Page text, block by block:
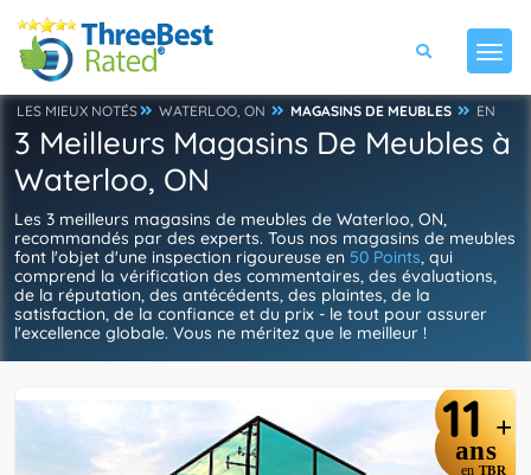
LES MIEUX NOTÉS WATERLOO, ON MAGASINS DE MEUBLES EN
3 Meilleurs Magasins De Meubles à
Waterloo, ON
Les 3 meilleurs magasins de meubles de Waterloo, ON,
recommandés par des experts. Tous nos magasins de meubles
font l'objet d'une inspection rigoureuse en 50 Points, qui
comprend la vérification des commentaires, des évaluations,
de la réputation, des antécédents, des plaintes, de la
satisfaction, de la confiance et du prix - le tout pour assurer
l'excellence globale. Vous ne méritez que le meilleur !
11 +
ans
en TBR